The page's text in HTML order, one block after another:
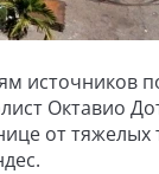
источников
Октавио
от